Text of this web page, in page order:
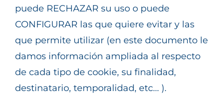
puede RECHAZAR su uso o puede
CONFIGURAR las que quiere evitar y las
que permite utilizar (en este documento le
damos información ampliada al respecto
de cada tipo de cookie, su finalidad,
destinatario, temporalidad, etc... ).